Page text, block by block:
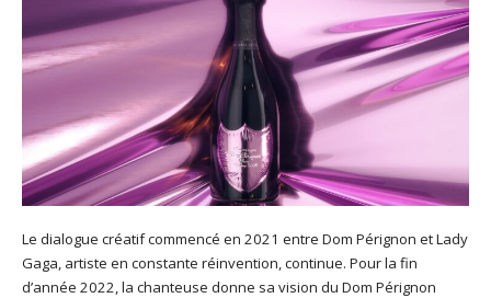
Le dialogue créatif commencé en 2021 entre Dom Pérignon et Lady
Gaga, artiste en constante réinvention, continue. Pour la fin
d’année 2022, la chanteuse donne sa vision du Dom Pérignon